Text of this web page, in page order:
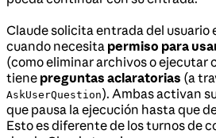
Claude solicita entrada del usuario
cuando necesita permiso para
(como eliminar archivos o ejecutar
tiene preguntas aclaratorias (a
AskUserQuestion). Ambas activan
que pausa la ejecución hasta que
Esto es diferente de los turnos de